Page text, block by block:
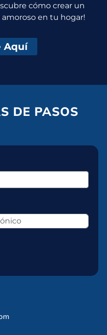
cómo crear un
en tu hogar!
Aquí
DE PASOS